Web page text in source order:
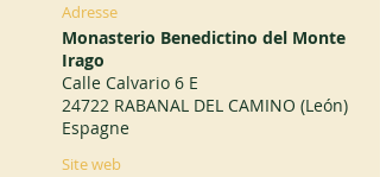
Adresse
Monasterio Benedictino del Monte
Irago
Calle Calvario 6 E
24722 RABANAL DEL CAMINO (León)
Espagne
Site web